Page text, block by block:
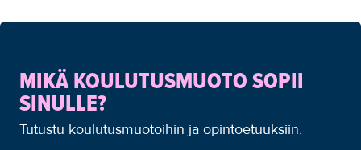
MIKÄ KOULUTUSMUOTO SOPII
SINULLE?
Tutustu koulutusmuotoihin ja opintoetuuksiin.